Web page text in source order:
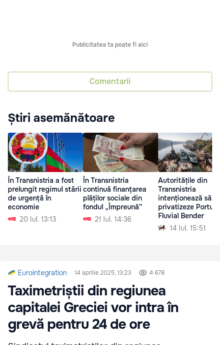
Publicitatea ta poate fi aici
Comentarii
Știri asemănătoare
În Transnistria a fost
prelungit regimul stării
de urgență în
economie
20 Iul. 13:13
În Transnistria
continuă finanțarea
plăților sociale din
fondul „Împreună”
21 Iul. 14:36
Autoritățile din
Transnistria
intenționează să
privatizeze Portul
Fluvial Bender
14 Iul. 15:51
Eurointegration 14 aprilie 2025, 13:23 4 678
Taximetriștii din regiunea
capitalei Greciei vor intra în
grevă pentru 24 de ore